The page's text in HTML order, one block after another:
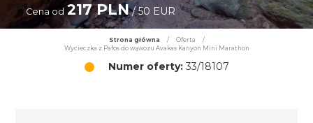
Cena od 217 PLN/ 50 EUR
Strona główna / Oferta
/
Wycieczka z Pafos do wąwozu Avakas Kanyon Mini Marathon
Numer oferty:33/18107